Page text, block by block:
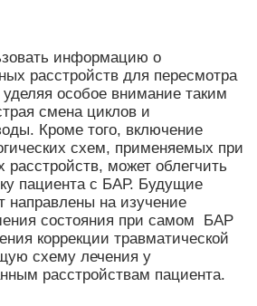
информацию о
расстройств для пересмотра
особое внимание таким
смена циклов и
Кроме того, включение
схем, применяемых при
расстройств, может облегчить
пациента с БАР. Будущие
направлены на изучение
состояния при самом БАР
коррекции травматической
схему лечения у
расстройствам пациента.